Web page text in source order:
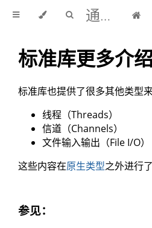
通过例子学 Rust 中文版
标准库更多介绍
标准库也提供了很多其他类型
线程（Threads）
信道（Channels）
文件输入输出（File I/O）
这些内容在原生类型之外进行
参见：